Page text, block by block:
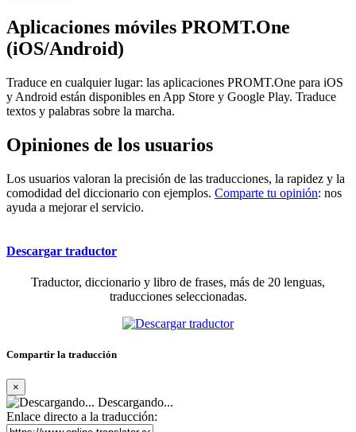
Aplicaciones móviles PROMT.One
(iOS/Android)
Traduce en cualquier lugar: las aplicaciones PROMT.One para iOS
y Android están disponibles en App Store y Google Play. Traduce
textos y palabras sobre la marcha.
Opiniones de los usuarios
Los usuarios valoran la precisión de las traducciones, la rapidez y la
comodidad del diccionario con ejemplos. Comparte tu opinión: nos
ayuda a mejorar el servicio.
Descargar traductor
Traductor, diccionario y libro de frases, más de 20 lenguas,
traducciones seleccionadas.
Compartir la traducción
×
Descargando...
Enlace directo a la traducción: